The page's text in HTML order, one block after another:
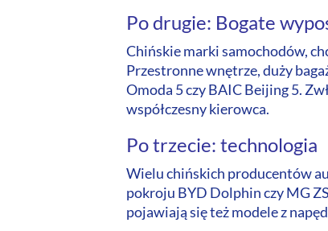
Po drugie: Bogate
Chińskie marki samochodów,
Przestronne wnętrze, duży
Omoda 5 czy BAIC Beijing 5.
współczesny kierowca.
Po trzecie: technologia
Wielu chińskich producentów
pokroju BYD Dolphin czy MG
pojawiają się też modele z